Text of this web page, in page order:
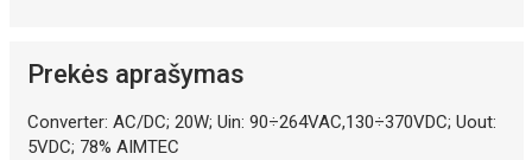
Prekės aprašymas
Converter: AC/DC; 20W; Uin: 90÷264VAC,130÷370VDC; Uout:
5VDC; 78% AIMTEC